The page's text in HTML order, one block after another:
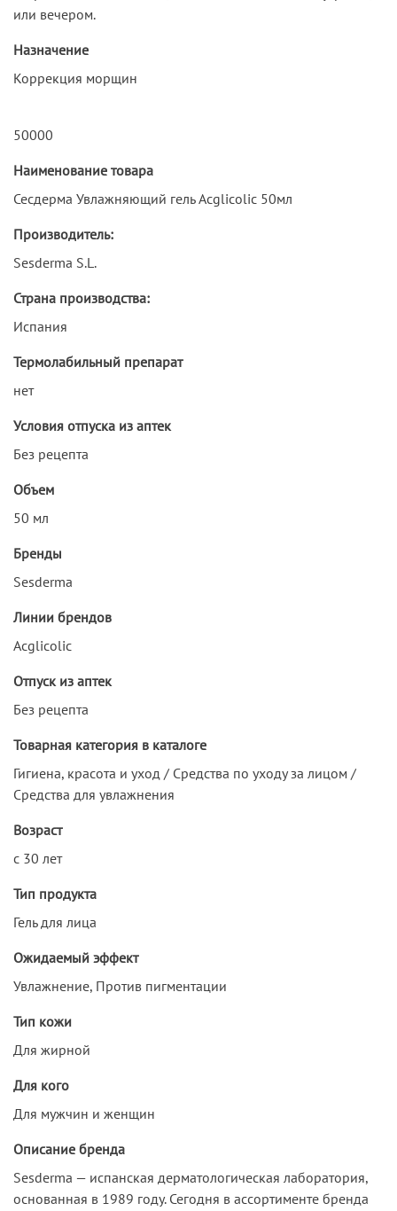
или вечером.
Назначение
Коррекция морщин
50000
Наименование товара
Сесдерма Увлажняющий гель Acglicolic 50мл
Производитель:
Sesderma S.L.
Страна производства:
Испания
Термолабильный препарат
нет
Условия отпуска из аптек
Без рецепта
Объем
50 мл
Бренды
Sesderma
Линии брендов
Acglicolic
Отпуск из аптек
Без рецепта
Товарная категория в каталоге
Гигиена, красота и уход / Средства по уходу за лицом /
Средства для увлажнения
Возраст
с 30 лет
Тип продукта
Гель для лица
Ожидаемый эффект
Увлажнение, Против пигментации
Тип кожи
Для жирной
Для кого
Для мужчин и женщин
Описание бренда
Sesderma — испанская дерматологическая лаборатория,
основанная в 1989 году. Сегодня в ассортименте бренда